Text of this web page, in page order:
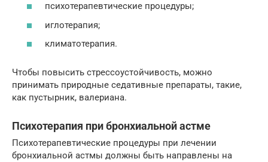
психотерапевтические процедуры;
иглотерапия;
климатотерапия.
Чтобы повысить стрессоустойчивость, можно
принимать природные седативные препараты, такие,
как пустырник, валериана.
Психотерапия при бронхиальной астме
Психотерапевтические процедуры при лечении
бронхиальной астмы должны быть направлены на